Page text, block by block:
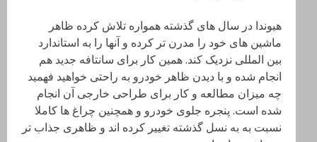
هیوندا در سال های گذشته همواره تلاش کرده ظاهر
ماشین های خود را مدرن تر کرده و آنها را به استاندارد
بین المللی نزدیک کند. همین کار برای سانتافه جدید هم
انجام شده و با دیدن ظاهر خودرو به راحتی خواهید فهمید
چه میزان مطالعه و کار برای طراحی خارجی آن انجام
شده است. پنجره جلوی خودرو و همچنین چراغ ها کاملا
نسبت به به نسل گذشته تغییر کرده اند و ظاهری جذاب تر